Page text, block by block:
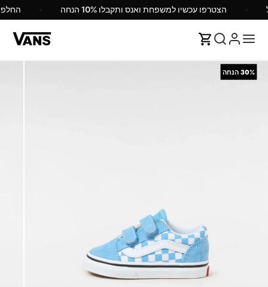
הצטרפו עכשיו למשפחת ואנס ותקבלו 10% הנחה
30% הנחה